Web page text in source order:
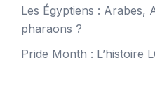
Les Égyptiens : Arabes,
pharaons ?
Pride Month : L’histoire